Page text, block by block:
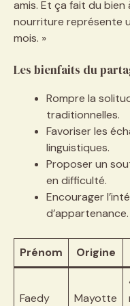
amis. Et ça fait du
nourriture représente
mois. »
Les bienfaits du
Rompre la
traditionnelles.
Favoriser les
linguistiques.
Proposer un
en difficulté.
Encourager
d’appartenance.
Prénom Origine
Faedy Mayotte